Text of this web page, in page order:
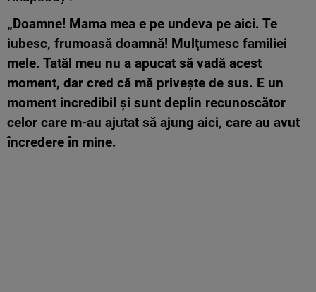
„Doamne! Mama mea e pe undeva pe aici. Te
iubesc, frumoasă doamnă! Mulţumesc familiei
mele. Tatăl meu nu a apucat să vadă acest
moment, dar cred că mă priveşte de sus. E un
moment incredibil şi sunt deplin recunoscător
celor care m-au ajutat să ajung aici, care au avut
încredere în mine.